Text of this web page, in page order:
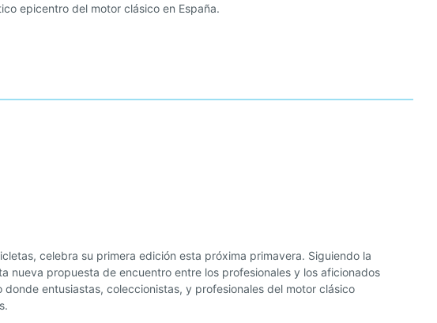
epicentro del motor clásico en España.
celebra su primera edición esta próxima primavera. Siguiendo la
nueva propuesta de encuentro entre los profesionales y los aficionados
entusiastas, coleccionistas, y profesionales del motor clásico